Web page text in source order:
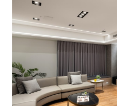
開床上大樑，在小空間中創
設計概念文字為【德本迪 /